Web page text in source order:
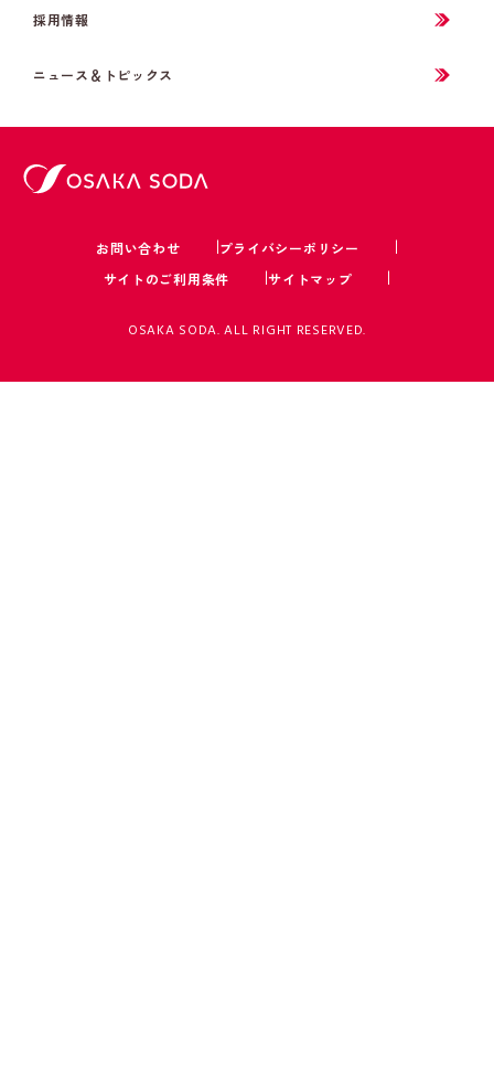
採用情報
ニュース＆トピックス
お問い合わせ
プライバシーポリシー
サイトのご利用条件
サイトマップ
OSAKA SODA. ALL RIGHT RESERVED.